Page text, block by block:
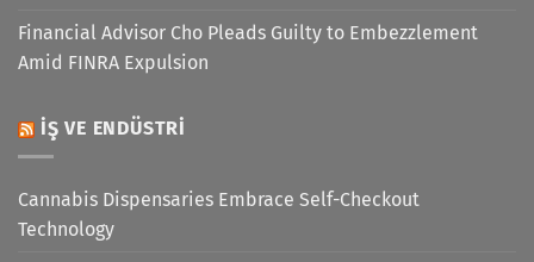
Financial Advisor Cho Pleads Guilty to Embezzlement
Amid FINRA Expulsion
İŞ VE ENDÜSTRI
Cannabis Dispensaries Embrace Self-Checkout
Technology